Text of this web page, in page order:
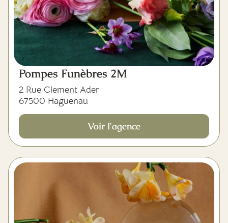
Pompes Funèbres 2M
2 Rue Clement Ader
67500 Haguenau
Voir l'agence